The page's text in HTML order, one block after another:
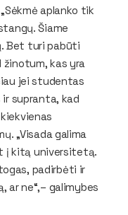
aplanko tik
Šiame
Bet turi pabūti
žinotum, kas yra
jei studentas
supranta, kad
„Visada galima
į kitą universitetą.
padirbėti ir
ar ne“,– galimybes